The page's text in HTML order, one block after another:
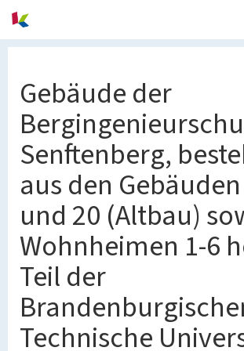
Gebäude der
Senftenberg,
aus den
und 20 (Altbau)
Wohnheimen 1-6
Teil der
Technische